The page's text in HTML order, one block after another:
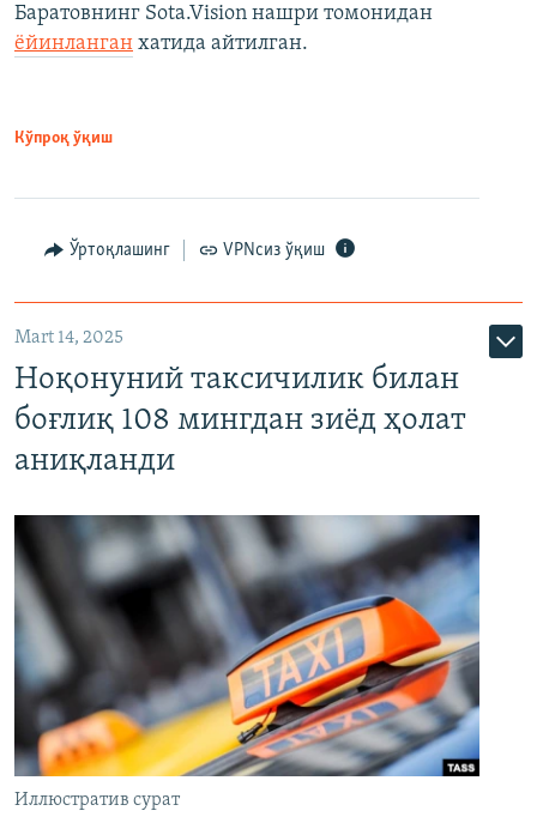
Баратовнинг Sota.Vision нашри томонидан
ёйинланган хатида айтилган.
Кўпроқ ўқиш
Ўртоқлашинг VPNсиз ўқиш
Mart 14, 2025
Ноқонуний таксичилик билан
боғлиқ 108 мингдан зиёд ҳолат
аниқланди
Иллюстратив сурат